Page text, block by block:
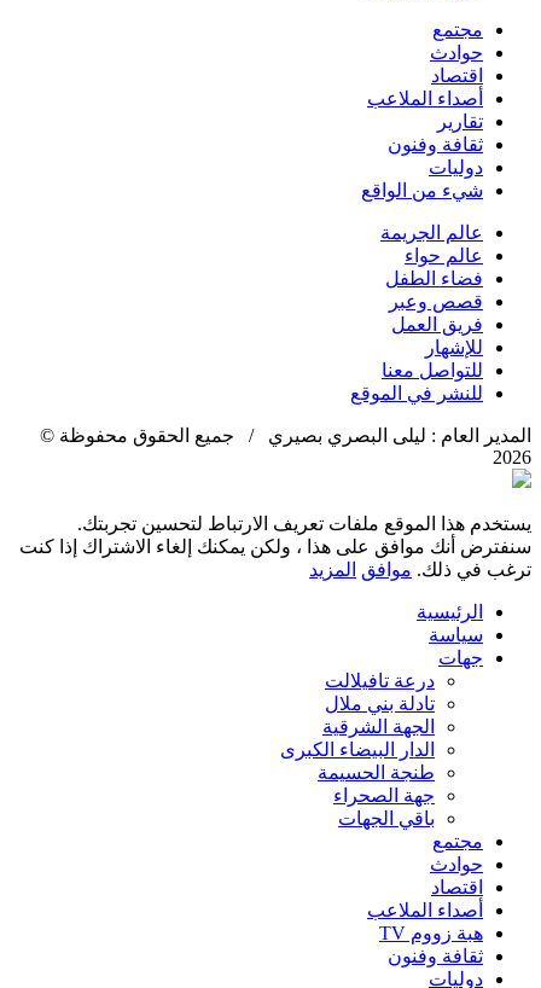
مجتمع
حوادث
اقتصاد
أصداء الملاعب
تقارير
ثقافة وفنون
دوليات
شيء من الواقع
عالم الجريمة
عالم حواء
فضاء الطفل
قصص وعبر
فريق العمل
للإشهار
للتواصل معنا
للنشر في الموقع
المدير العام : ليلى البصري بصيري / جميع الحقوق محفوظة ©
2026
يستخدم هذا الموقع ملفات تعريف الارتباط لتحسين تجربتك.
سنفترض أنك موافق على هذا ، ولكن يمكنك إلغاء الاشتراك إذا كنت
ترغب في ذلك. موافق المزيد
الرئيسية
سياسة
جهات
درعة تافيلالت
تادلة بني ملال
الجهة الشرقية
الدار البيضاء الكبرى
طنجة الحسيمة
جهة الصحراء
باقي الجهات
مجتمع
حوادث
اقتصاد
أصداء الملاعب
هبة زووم TV
ثقافة وفنون
دوليات